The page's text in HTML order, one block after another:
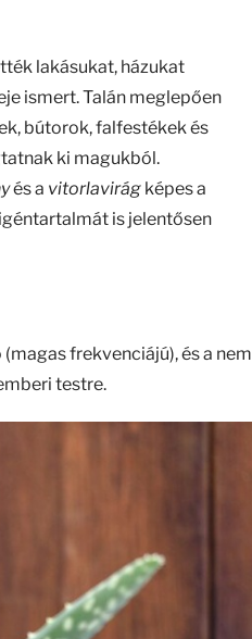
lakásukat, házukat
ismert. Talán meglepően
bútorok, falfestékek és
ki magukból.
és a vitorlavirág képes a
is jelentősen
frekvenciájú), és a nem
testre.